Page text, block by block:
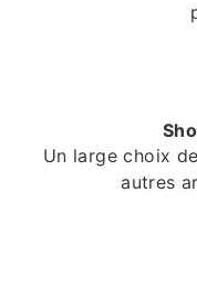
Un large choix
autres